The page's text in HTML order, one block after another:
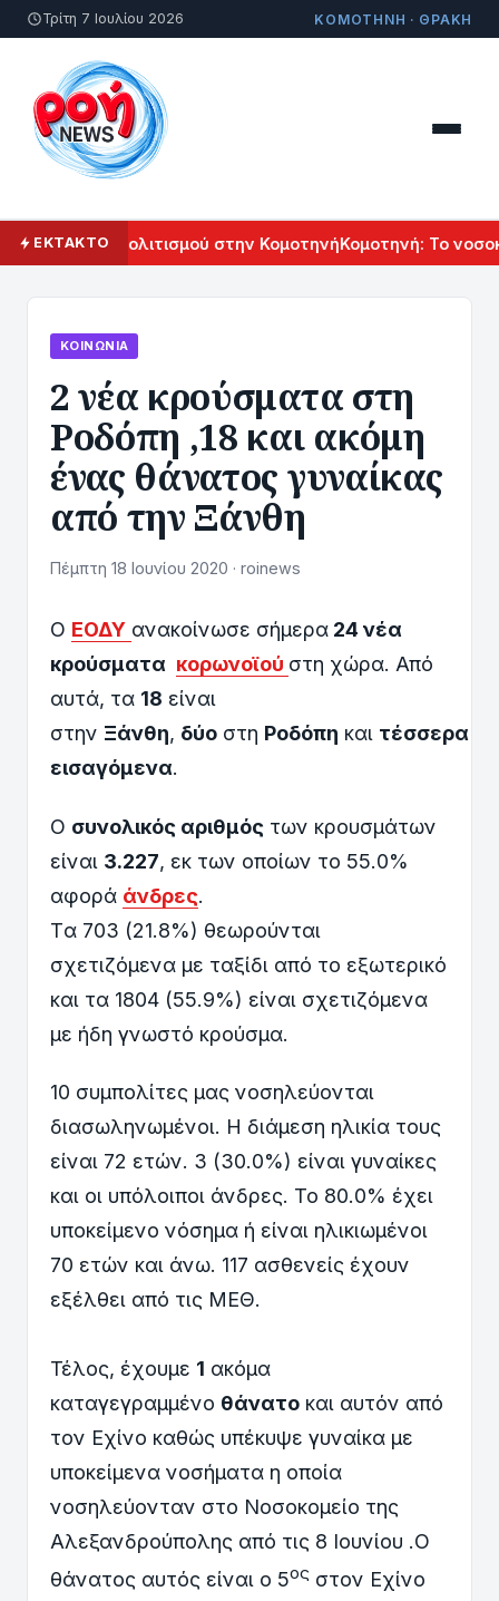
Τρίτη 7 Ιουλίου 2026 ΚΟΜΟΤΗΝΗ · ΘΡΑΚΗ
ΕΚΤΑΚΤΟ
Αρμενικού Πολιτισμού στην ΚομοτηνήΚομοτηνή: Το
ΚΟΙΝΩΝΊΑ
2 νέα κρούσματα στη
Ροδόπη ,18 και ακόμη
ένας θάνατος γυναίκας
από την Ξάνθη
Πέμπτη 18 Ιουνίου 2020 · roinews
Ο ΕΟΔΥ ανακοίνωσε σήμερα 24 νέα
κρούσματα κορωνοϊού στη χώρα. Από
αυτά, τα 18 είναι
στην Ξάνθη, δύο στη Ροδόπη και τέσσερα
εισαγόμενα.
Ο συνολικός αριθμός των κρουσμάτων
είναι 3.227, εκ των οποίων το 55.0%
αφορά άνδρες.
Tα 703 (21.8%) θεωρούνται
σχετιζόμενα με ταξίδι από το εξωτερικό
και τα 1804 (55.9%) είναι σχετιζόμενα
με ήδη γνωστό κρούσμα.
10 συμπολίτες μας νοσηλεύονται
διασωληνωμένοι. Η διάμεση ηλικία τους
είναι 72 ετών. 3 (30.0%) είναι γυναίκες
και οι υπόλοιποι άνδρες. To 80.0% έχει
υποκείμενο νόσημα ή είναι ηλικιωμένοι
70 ετών και άνω. 117 ασθενείς έχουν
εξέλθει από τις ΜΕΘ.
Τέλος, έχουμε 1 ακόμα
καταγεγραμμένο θάνατο και αυτόν από
τον Εχίνο καθώς υπέκυψε γυναίκα με
υποκείμενα νοσήματα η οποία
νοσηλεύονταν στο Νοσοκομείο της
Αλεξανδρούπολης από τις 8 Ιουνίου .Ο
θάνατος αυτός είναι ο 5ος στον Εχίνο